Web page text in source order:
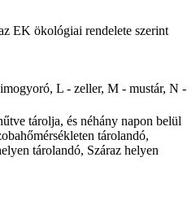
EK ökológiai rendelete szerint
L - zeller, M - mustár, N -
tárolja, és néhány napon belül
tárolandó,
tárolandó, Száraz helyen